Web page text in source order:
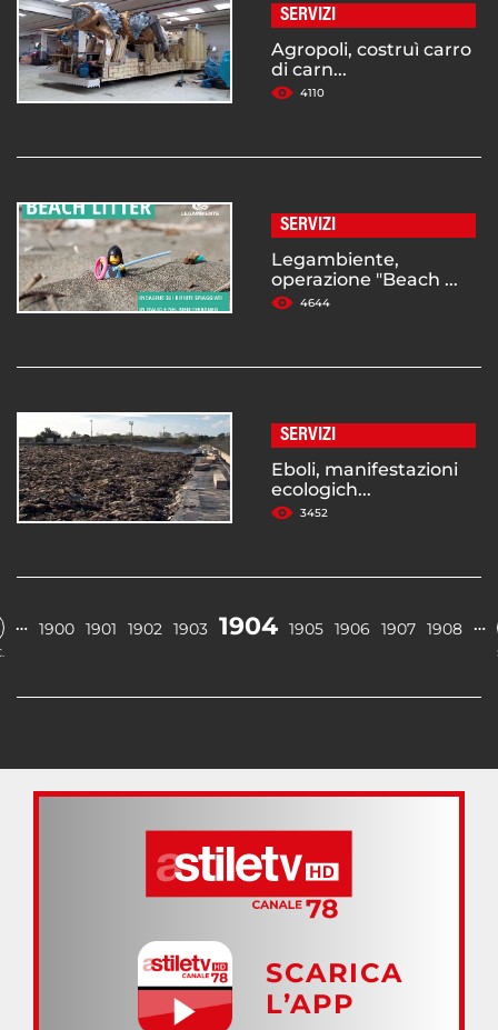
SERVIZI
Agropoli, costruì carro
di carn...
4110
SERVIZI
Legambiente,
operazione "Beach ...
4644
SERVIZI
Eboli, manifestazioni
ecologich...
3452
… 1900 1901 1902 1903 1904 1905 1906 1907 1908 …
SCARICA
L’APP